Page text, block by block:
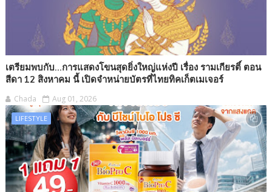
เตรียมพบกับ...การแสดงโขนสุดยิ่งใหญ่แห่งปี เรื่อง รามเกียรติ์ ตอน
สีดา 12 สิงหาคม นี้ เปิดจำหน่ายบัตรที่ไทยทิคเก็ตเมเจอร์
Chada Aug 01, 2026
LIFESTYLE